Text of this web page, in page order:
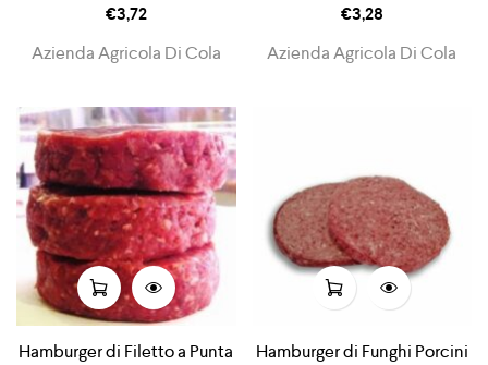
€3,72
Azienda Agricola Di Cola
€3,28
Azienda Agricola Di Cola
Hamburger di Filetto a Punta
Hamburger di Funghi Porcini